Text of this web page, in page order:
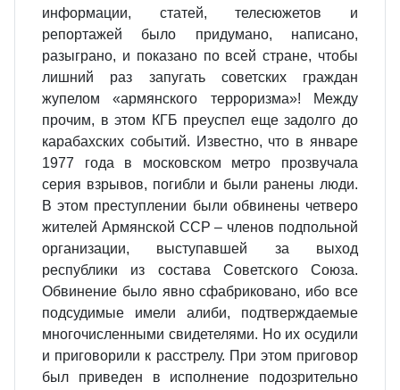
информации, статей, телесюжетов и
репортажей было придумано, написано,
разыграно, и показано по всей стране, чтобы
лишний раз запугать советских граждан
жупелом «армянского терроризма»! Между
прочим, в этом КГБ преуспел еще задолго до
карабахских событий. Известно, что в январе
1977 года в московском метро прозвучала
серия взрывов, погибли и были ранены люди.
В этом преступлении были обвинены четверо
жителей Армянской ССР – членов подпольной
организации, выступавшей за выход
республики из состава Советского Союза.
Обвинение было явно сфабриковано, ибо все
подсудимые имели алиби, подтверждаемые
многочисленными свидетелями. Но их осудили
и приговорили к расстрелу. При этом приговор
был приведен в исполнение подозрительно